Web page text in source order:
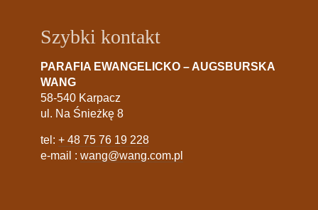
Szybki kontakt
PARAFIA EWANGELICKO – AUGSBURSKA
WANG
58-540 Karpacz
ul. Na Śnieżkę 8
tel: + 48 75 76 19 228
e-mail : wang@wang.com.pl